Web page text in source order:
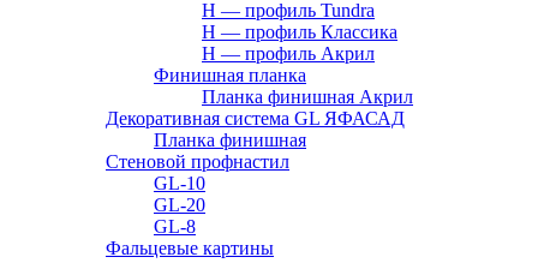
Н — профиль Tundra
H — профиль Классика
Н — профиль Акрил
Финишная планка
Планка финишная Акрил
Декоративная система GL ЯФАСАД
Планка финишная
Стеновой профнастил
GL-10
GL-20
GL-8
Фальцевые картины